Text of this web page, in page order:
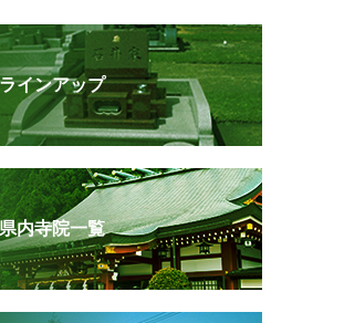
インアップ
内寺院一覧